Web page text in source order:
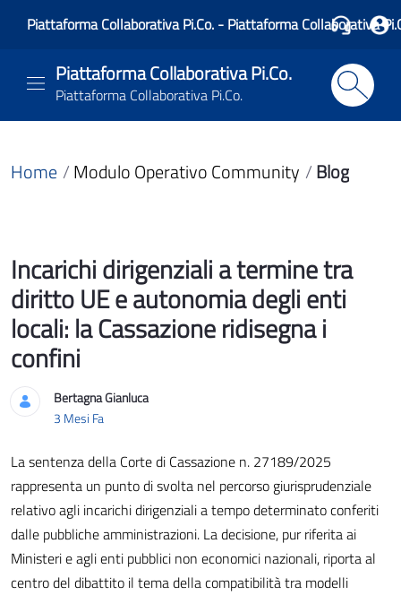
Piattaforma Collaborativa Pi.Co. - Piattaforma Collaborativa
Piattaforma Collaborativa Pi.Co.
Piattaforma Collaborativa Pi.Co.
Home Modulo Operativo Community Blog
Incarichi dirigenziali a termine tra
diritto UE e autonomia degli enti
locali: la Cassazione ridisegna i
confini
Bertagna Gianluca
Data di Pubblicazione
3 Mesi Fa
La sentenza della Corte di Cassazione n. 27189/2025
rappresenta un punto di svolta nel percorso giurisprudenziale
relativo agli incarichi dirigenziali a tempo determinato conferiti
dalle pubbliche amministrazioni. La decisione, pur riferita ai
Ministeri e agli enti pubblici non economici nazionali, riporta al
centro del dibattito il tema della compatibilità tra modelli